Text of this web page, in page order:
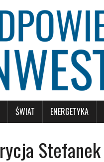
ŚWIAT ENERGETYKA
Stefanek